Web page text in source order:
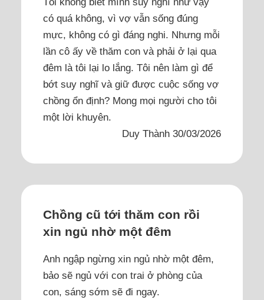
có quá không, vì vợ vẫn sống đúng
mực, không có gì đáng nghi. Nhưng mỗi
lần cô ấy về thăm con và phải ở lại qua
đêm là tôi lại lo lắng. Tôi nên làm gì để
bớt suy nghĩ và giữ được cuộc sống vợ
chồng ổn định? Mong mọi người cho tôi
một lời khuyên.
Duy Thành 30/03/2026
Chồng cũ tới thăm con rồi
xin ngủ nhờ một đêm
Anh ngập ngừng xin ngủ nhờ một đêm,
bảo sẽ ngủ với con trai ở phòng của
con, sáng sớm sẽ đi ngay.